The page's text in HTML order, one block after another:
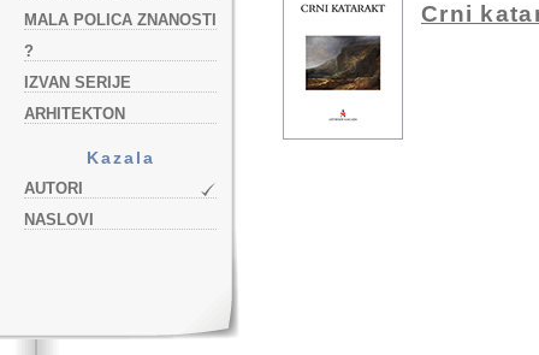
MALA POLICA ZNANOSTI
?
IZVAN SERIJE
ARHITEKTON
Kazala
AUTORI
NASLOVI
Crni